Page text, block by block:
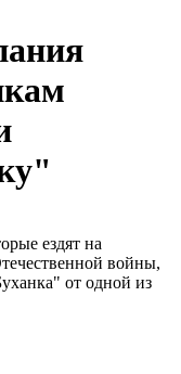
ездят на
войны,
от одной из